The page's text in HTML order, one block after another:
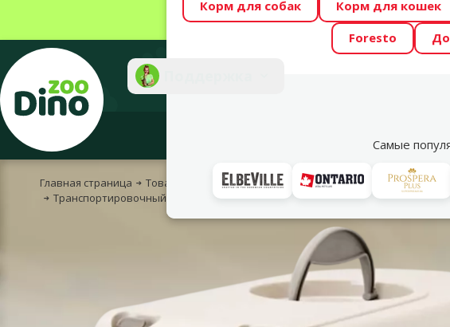
Весь месяц Dino Zoo
Фотоконкурс “GADA ŪSAIŅI”!
Корм для собак Корм для кошек
Foresto
Самые
Главная страница Товары для кошек Путешествия / Транспортировка кошек
Транспортировочный бокс Savic, Trotter 1 Happy Planet, mocha granite/green,